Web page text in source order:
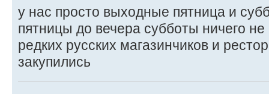
у нас просто выходные пятница и
пятницы до вечера субботы ничего не
редких русских магазинчиков и
закупились